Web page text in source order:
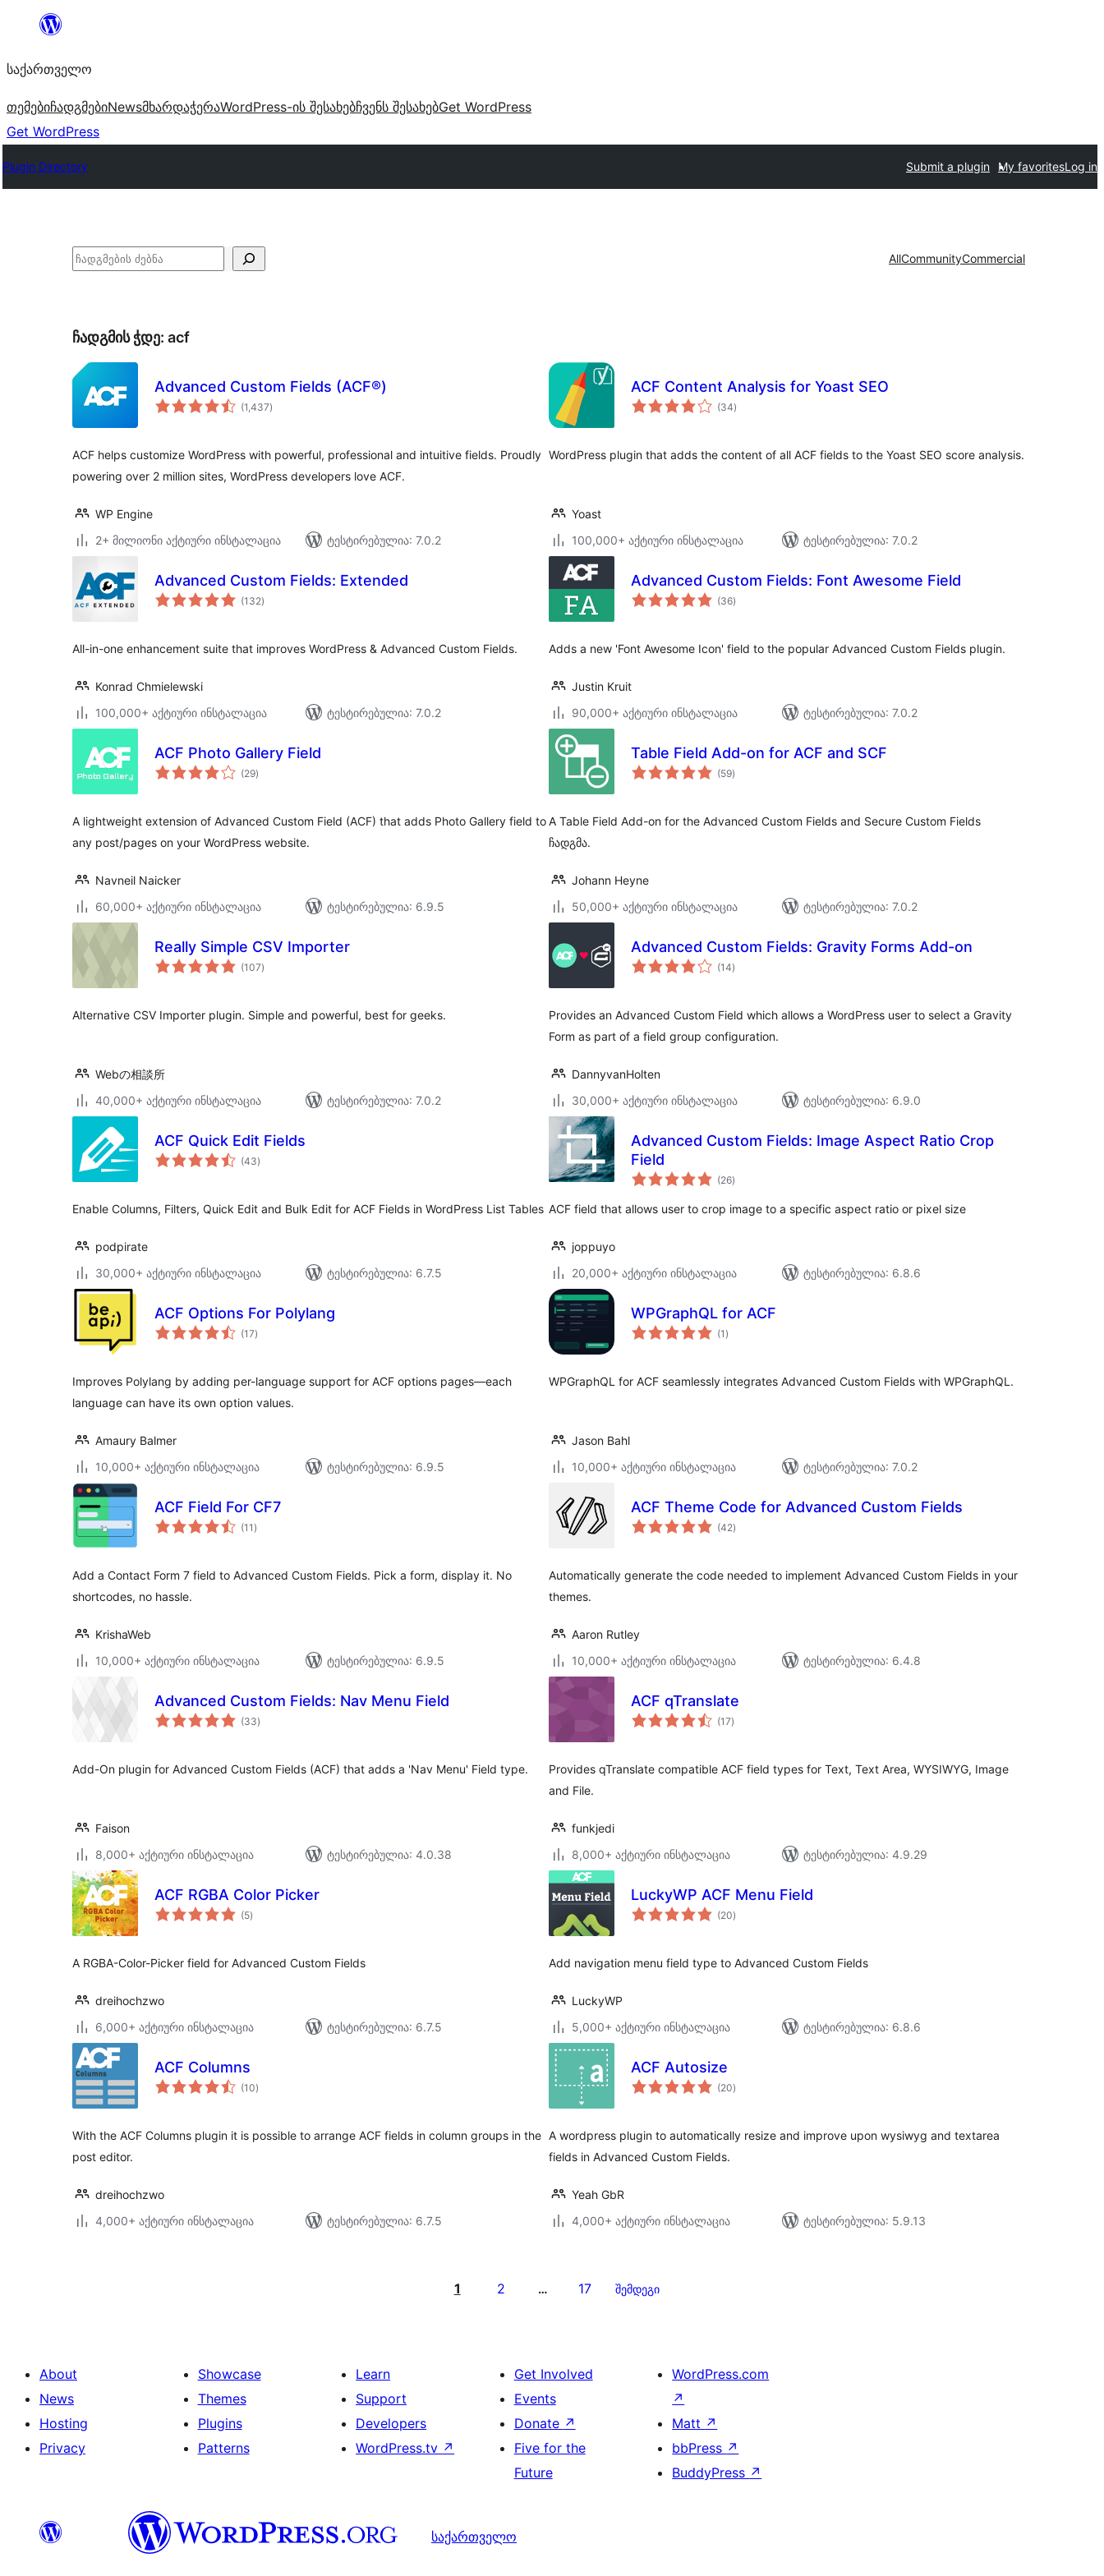
შიგთავსზე
საქართველო
თემებიჩადგმებიNewsმხარდაჭერაWordPress-ის შესახებჩვენს შესახებGet WordPress
Get WordPress
Plugin Directory Submit a plugin My favoritesLog in
ძებნა AllCommunityCommercial
ჩადგმის ჭდე: acf
Advanced Custom Fields (ACF®)
(1,437საერთო
რეიტინგი
)
ACF helps customize WordPress with powerful, professional and intuitive fields. Proudly
powering over 2 million sites, WordPress developers love ACF.
WP Engine
2+ მილიონი აქტიური ინსტალაცია
ტესტირებულია: 7.0.2
ACF Content Analysis for Yoast SEO
(34საერთო
რეიტინგი
)
WordPress plugin that adds the content of all ACF fields to the Yoast SEO score analysis.
Yoast
100,000+ აქტიური ინსტალაცია
ტესტირებულია: 7.0.2
Advanced Custom Fields: Extended
(132საერთო
რეიტინგი
)
All-in-one enhancement suite that improves WordPress & Advanced Custom Fields.
Konrad Chmielewski
100,000+ აქტიური ინსტალაცია
ტესტირებულია: 7.0.2
Advanced Custom Fields: Font Awesome Field
(36საერთო
რეიტინგი
)
Adds a new 'Font Awesome Icon' field to the popular Advanced Custom Fields plugin.
Justin Kruit
90,000+ აქტიური ინსტალაცია
ტესტირებულია: 7.0.2
ACF Photo Gallery Field
(29საერთო
რეიტინგი
)
A lightweight extension of Advanced Custom Field (ACF) that adds Photo Gallery field to
any post/pages on your WordPress website.
Navneil Naicker
60,000+ აქტიური ინსტალაცია
ტესტირებულია: 6.9.5
Table Field Add-on for ACF and SCF
(59საერთო
რეიტინგი
)
A Table Field Add-on for the Advanced Custom Fields and Secure Custom Fields
ჩადგმა.
Johann Heyne
50,000+ აქტიური ინსტალაცია
ტესტირებულია: 7.0.2
Really Simple CSV Importer
(107საერთო
რეიტინგი
)
Alternative CSV Importer plugin. Simple and powerful, best for geeks.
Webの相談所
40,000+ აქტიური ინსტალაცია
ტესტირებულია: 7.0.2
Advanced Custom Fields: Gravity Forms Add-on
(14საერთო
რეიტინგი
)
Provides an Advanced Custom Field which allows a WordPress user to select a Gravity
Form as part of a field group configuration.
DannyvanHolten
30,000+ აქტიური ინსტალაცია
ტესტირებულია: 6.9.0
ACF Quick Edit Fields
(43საერთო
რეიტინგი
)
Enable Columns, Filters, Quick Edit and Bulk Edit for ACF Fields in WordPress List Tables
podpirate
30,000+ აქტიური ინსტალაცია
ტესტირებულია: 6.7.5
Advanced Custom Fields: Image Aspect Ratio Crop
Field
(26საერთო
რეიტინგი
)
ACF field that allows user to crop image to a specific aspect ratio or pixel size
joppuyo
20,000+ აქტიური ინსტალაცია
ტესტირებულია: 6.8.6
ACF Options For Polylang
(17საერთო
რეიტინგი
)
Improves Polylang by adding per-language support for ACF options pages—each
language can have its own option values.
Amaury Balmer
10,000+ აქტიური ინსტალაცია
ტესტირებულია: 6.9.5
WPGraphQL for ACF
(1 საერთო
რეიტინგი
)
WPGraphQL for ACF seamlessly integrates Advanced Custom Fields with WPGraphQL.
Jason Bahl
10,000+ აქტიური ინსტალაცია
ტესტირებულია: 7.0.2
ACF Field For CF7
(11 საერთო
რეიტინგი
)
Add a Contact Form 7 field to Advanced Custom Fields. Pick a form, display it. No
shortcodes, no hassle.
KrishaWeb
10,000+ აქტიური ინსტალაცია
ტესტირებულია: 6.9.5
ACF Theme Code for Advanced Custom Fields
(42საერთო
რეიტინგი
)
Automatically generate the code needed to implement Advanced Custom Fields in your
themes.
Aaron Rutley
10,000+ აქტიური ინსტალაცია
ტესტირებულია: 6.4.8
Advanced Custom Fields: Nav Menu Field
(33საერთო
რეიტინგი
)
Add-On plugin for Advanced Custom Fields (ACF) that adds a 'Nav Menu' Field type.
Faison
8,000+ აქტიური ინსტალაცია
ტესტირებულია: 4.0.38
ACF qTranslate
(17საერთო
რეიტინგი
)
Provides qTranslate compatible ACF field types for Text, Text Area, WYSIWYG, Image
and File.
funkjedi
8,000+ აქტიური ინსტალაცია
ტესტირებულია: 4.9.29
ACF RGBA Color Picker
(5საერთო
რეიტინგი
)
A RGBA-Color-Picker field for Advanced Custom Fields
dreihochzwo
6,000+ აქტიური ინსტალაცია
ტესტირებულია: 6.7.5
LuckyWP ACF Menu Field
(20საერთო
რეიტინგი
)
Add navigation menu field type to Advanced Custom Fields
LuckyWP
5,000+ აქტიური ინსტალაცია
ტესტირებულია: 6.8.6
ACF Columns
(10საერთო
რეიტინგი
)
With the ACF Columns plugin it is possible to arrange ACF fields in column groups in the
post editor.
dreihochzwo
4,000+ აქტიური ინსტალაცია
ტესტირებულია: 6.7.5
ACF Autosize
(20საერთო
რეიტინგი
)
A wordpress plugin to automatically resize and improve upon wysiwyg and textarea
fields in Advanced Custom Fields.
Yeah GbR
4,000+ აქტიური ინსტალაცია
ტესტირებულია: 5.9.13
1 2 … 17 შემდეგი
About
News
Hosting
Privacy
Showcase
Themes
Plugins
Patterns
Learn
Support
Developers
WordPress.tv ↗
Get Involved
Events
Donate ↗
Five for the
Future
WordPress.com
↗
Matt ↗
bbPress ↗
BuddyPress ↗
საქართველო